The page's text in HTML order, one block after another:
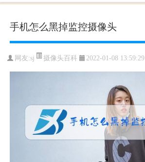
手机怎么黑掉监控摄像头
网友:sj 摄像头百科 2022-01-08 13:59:29